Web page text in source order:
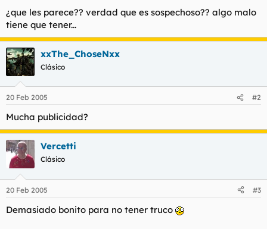
¿que les parece?? verdad que es sospechoso?? algo malo
tiene que tener...
xxThe_ChoseNxx
Clásico
20 Feb 2005 #2
Mucha publicidad?
Vercetti
Clásico
20 Feb 2005 #3
Demasiado bonito para no tener truco